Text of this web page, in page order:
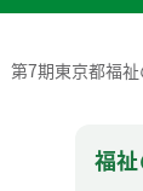
第7期東京都福
福